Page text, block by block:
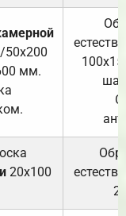
50х200
мм.
20х100